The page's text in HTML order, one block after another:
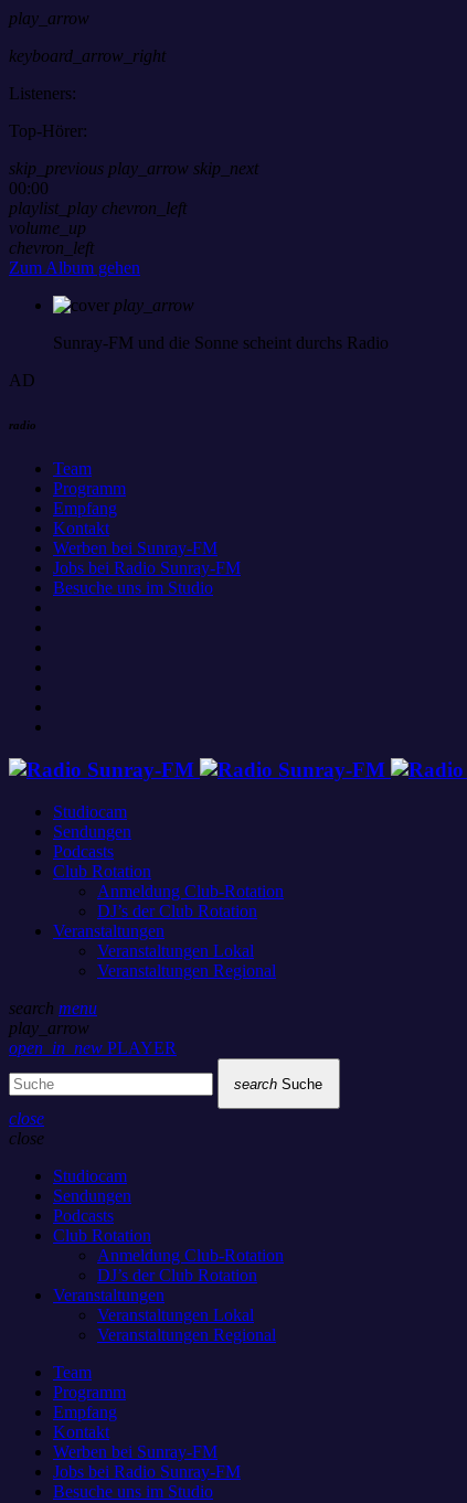
play_arrow
keyboard_arrow_right
Listeners:
Top-Hörer:
skip_previous play_arrow skip_next
00:00
playlist_play chevron_left
volume_up
chevron_left
Zum Album gehen
play_arrow
Sunray-FM und die Sonne scheint durchs Radio
AD
radio
Team
Programm
Empfang
Kontakt
Werben bei Sunray-FM
Jobs bei Radio Sunray-FM
Besuche uns im Studio
Studiocam
Sendungen
Podcasts
Club Rotation
Anmeldung Club-Rotation
DJ’s der Club Rotation
Veranstaltungen
Veranstaltungen Lokal
Veranstaltungen Regional
search menu
play_arrow
open_in_new PLAYER
search Suche
close
close
Studiocam
Sendungen
Podcasts
Club Rotation
Anmeldung Club-Rotation
DJ’s der Club Rotation
Veranstaltungen
Veranstaltungen Lokal
Veranstaltungen Regional
Team
Programm
Empfang
Kontakt
Werben bei Sunray-FM
Jobs bei Radio Sunray-FM
Besuche uns im Studio